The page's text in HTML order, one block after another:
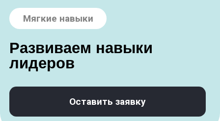
Оставить заявку
Развиваем навыки
лидеров